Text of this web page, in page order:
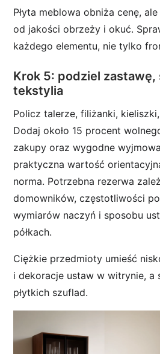
Płyta meblowa obniża cenę,
od jakości obrzeży i okuć.
każdego elementu, nie tylko
Krok 5: podziel zastawę,
tekstylia
Policz talerze, filiżanki,
Dodaj około 15 procent
zakupy oraz wygodne
praktyczna wartość
norma. Potrzebna rezerwa
domowników, częstotliwości
wymiarów naczyń i sposobu
półkach.
Ciężkie przedmioty umieść
i dekoracje ustaw w witrynie, a
płytkich szuflad.